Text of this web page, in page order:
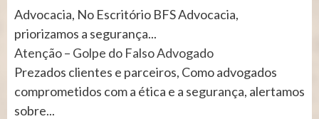
Advocacia, No Escritório BFS Advocacia,
priorizamos a segurança...
Atenção – Golpe do Falso Advogado
Prezados clientes e parceiros, Como advogados
comprometidos com a ética e a segurança, alertamos
sobre...